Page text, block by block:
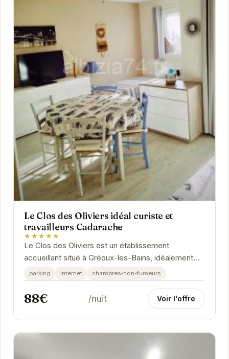
Le Clos des Oliviers idéal curiste et
travailleurs Cadarache
★★★★★
Le Clos des Oliviers est un établissement
accueillant situé à Gréoux-les-Bains, idéalement
placé pour les curistes et les personnes
travaillant...
parking internet chambres-non-fumeurs
88€ /nuit Voir l'offre